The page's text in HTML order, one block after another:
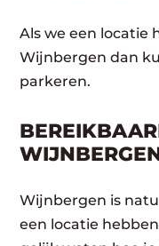
Als we een locatie
Wijnbergen dan
parkeren.
Wijnbergen is
een locatie